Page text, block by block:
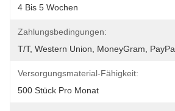
4 Bis 5 Wochen
Zahlungsbedingungen:
T/T, Western Union, MoneyGram,
Versorgungsmaterial-Fähigkeit:
500 Stück Pro Monat